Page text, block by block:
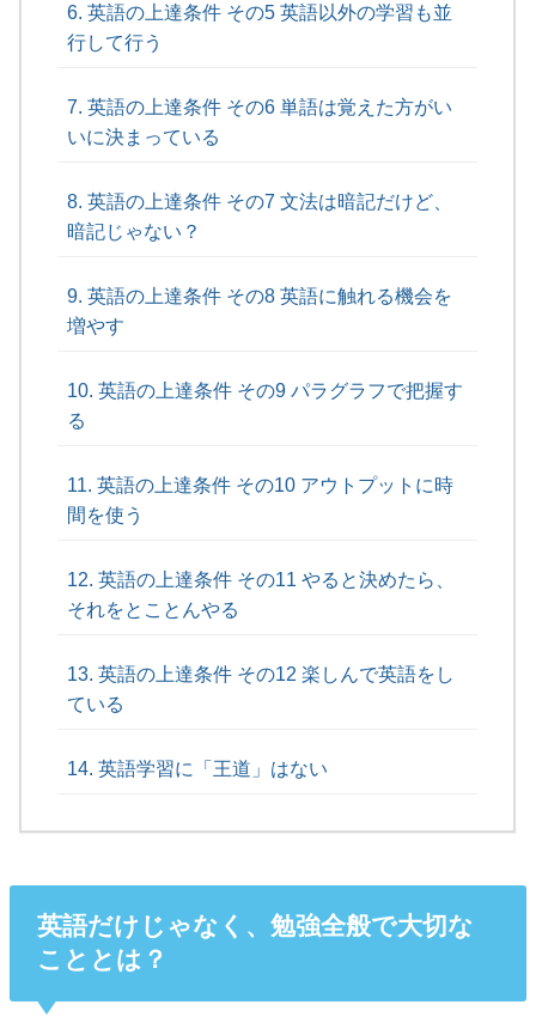
英語の上達条件 その5 英語以外の学習も並
行して行う
英語の上達条件 その6 単語は覚えた方がい
いに決まっている
英語の上達条件 その7 文法は暗記だけど、
暗記じゃない？
英語の上達条件 その8 英語に触れる機会を
増やす
英語の上達条件 その9 パラグラフで把握す
る
英語の上達条件 その10 アウトプットに時
間を使う
英語の上達条件 その11 やると決めたら、
それをとことんやる
英語の上達条件 その12 楽しんで英語をし
ている
英語学習に「王道」はない
英語だけじゃなく、勉強全般で大切な
こととは？